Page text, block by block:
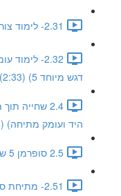
2.31- לימוד צורת כף יד לפי WEST אישי (דגש 1) (1:20)
דגש מיוחד 5) (2:33)
היד ועומק מתיחה) (1:14)
2.5 סופרמן 5 שניות עם סנפירים (1:06)
2.51- מתיחת סנפיר (1:17)